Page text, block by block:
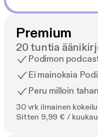
Premium
20 tuntia
Podimon
Ei mainoksia
Peru milloin
30 vrk ilmainen kokeilu
Sitten 9,99 € /